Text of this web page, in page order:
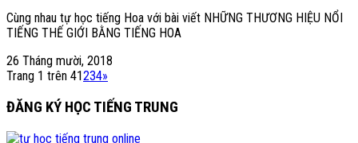
Cùng nhau tự học tiếng Hoa với bài viết NHỮNG THƯƠNG HIỆU NỔI
TIẾNG THẾ GIỚI BẰNG TIẾNG HOA
26 Tháng mười, 2018
Trang 1 trên 41234»
ĐĂNG KÝ HỌC TIẾNG TRUNG